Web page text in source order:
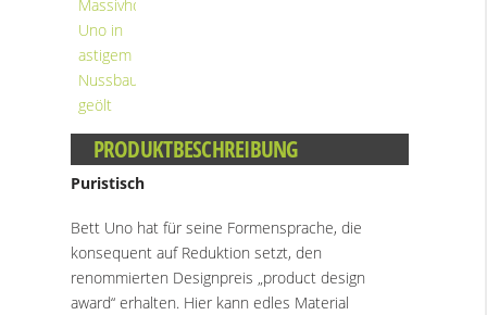
PRODUKTBESCHREIBUNG
Puristisch
Bett Uno hat für seine Formensprache, die
konsequent auf Reduktion setzt, den
renommierten Designpreis „product design
award“ erhalten. Hier kann edles Material